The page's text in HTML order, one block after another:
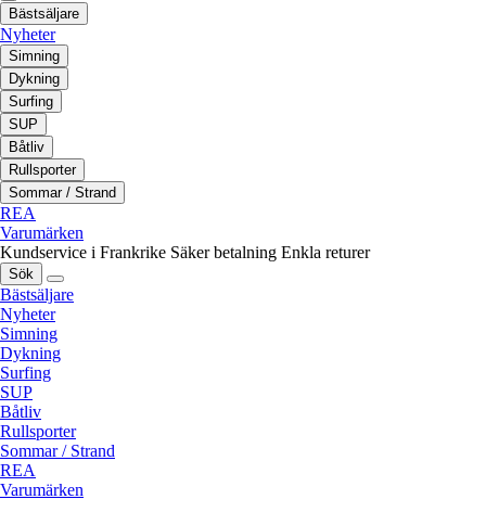
Bästsäljare
Nyheter
Simning
Dykning
Surfing
SUP
Båtliv
Rullsporter
Sommar / Strand
REA
Varumärken
Kundservice i Frankrike Säker betalning Enkla returer
Sök
Bästsäljare
Nyheter
Simning
Dykning
Surfing
SUP
Båtliv
Rullsporter
Sommar / Strand
REA
Varumärken